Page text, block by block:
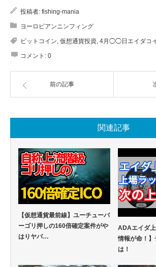
投稿者: fishing-mania
ヨーロピアンニンフィング
ビットコイン, 仮想通貨投資, 4月◯◯日エイダコ
コメント: 0
前の記事
関連記事
【仮想通貨最前線】ユーチューバ
ーゴリ押しの160倍確定案件がや
はりヤバ…
ADAエイダ
情報が命！
は！